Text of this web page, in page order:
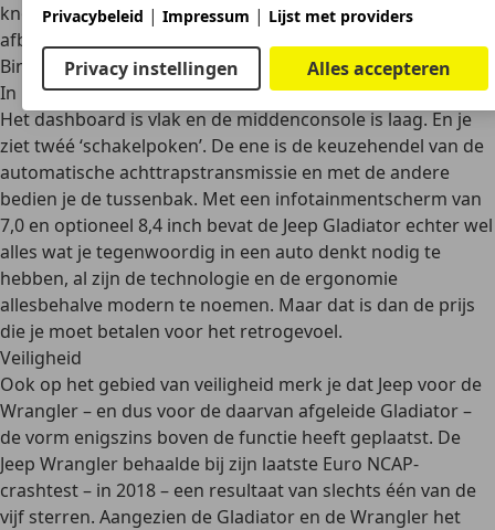
knop van de transmissiehendel heeft voorzien van een
afbeelding van de Willys Jeep
Binnenkant
In het interieur is de retrostijl ook nadrukkelijk aanwezig.
Het dashboard is vlak en de middenconsole is laag. En je
ziettwéé ‘schakelpoken’. De ene is de keuzehendel van de
automatische achttrapstransmissie en met de andere
bedien je de tussenbak. Met een infotainmentscherm van
7,0 en optioneel 8,4 inch bevat de Jeep Gladiator echter wel
alles wat je tegenwoordig in een auto denkt nodig te
hebben, al zijn detechnologie en de ergonomie
allesbehalve modern te noemen. Maar dat is dan de prijs
die je moet betalen voor het retrogevoel.
Veiligheid
Ook op het gebied van veiligheid merk je dat Jeep voor de
Wrangler – en dus voor de daarvan afgeleide Gladiator –
de vorm enigszins boven de functie heeft geplaatst. De
Jeep Wrangler behaalde bij zijn laatste Euro NCAP-
crashtest– in 2018 – een resultaat van slechts één van de
vijf sterren. Aangezien de Gladiator en de Wrangler het
Privacybeleid | Impressum | Lijst met providers
Privacy instellingen Alles accepteren